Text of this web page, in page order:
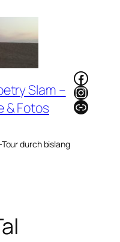
Slam –
& Fotos
durch bislang
Link